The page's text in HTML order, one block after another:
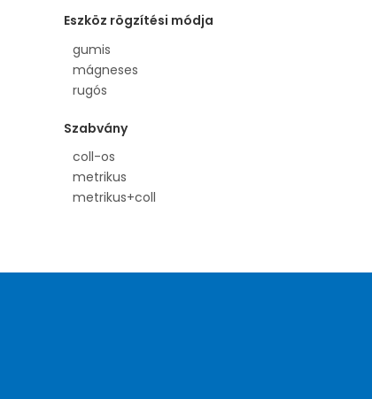
javítókészlet
kerék szelep
mérő készlet
olajszűrőfogó
racsnis hajtókar
seeger gyűrű fogó
toldószár
vegyes szerszámkészlet
Eszköz rögzítési módja
gumis
mágneses
rugós
Szabvány
coll-os
metrikus
metrikus+coll